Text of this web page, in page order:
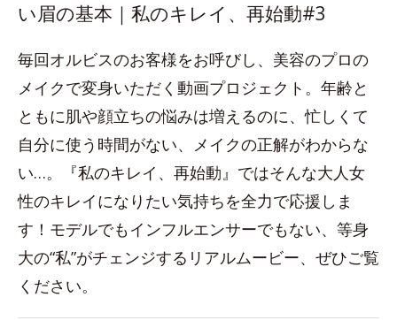
い眉の基本｜私のキレイ、再始動#3
毎回オルビスのお客様をお呼びし、美容のプロの
メイクで変身いただく動画プロジェクト。年齢と
ともに肌や顔立ちの悩みは増えるのに、忙しくて
自分に使う時間がない、メイクの正解がわからな
い…。『私のキレイ、再始動』ではそんな大人女
性のキレイになりたい気持ちを全力で応援しま
す！モデルでもインフルエンサーでもない、等身
大の“私”がチェンジするリアルムービー、ぜひご覧
ください。